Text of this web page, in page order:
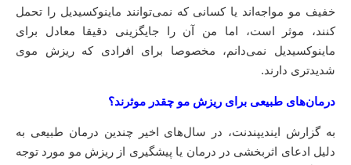
خفیف مو مواجه‌اند یا کسانی که نمی‌توانند ماینوکسیدیل را تحمل
کنند، موثر است، اما من آن را جایگزینی دقیقا معادل برای
ماینوکسیدیل نمی‌دانم، مخصوصا برای افرادی که ریزش موی
شدیدتری دارند.
درمان‌های طبیعی برای ریزش مو چقدر موثرند؟
به گزارش ایندیپندنت، در سال‌های اخیر چندین درمان طبیعی به
دلیل ادعای اثربخشی در درمان یا پیشگیری از ریزش مو مورد توجه